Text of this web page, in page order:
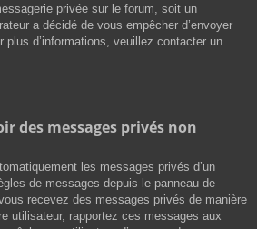
privée sur le forum, soit un
a décidé de vous empêcher d’envoyer
d’informations, veuillez contacter un
des messages privés non
les messages privés d’un
de messages depuis le panneau de
recevez des messages privés de manière
utilisateur, rapportez ces messages aux